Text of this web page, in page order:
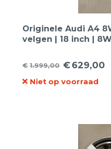
Originele Audi A4
velgen | 18 inch |
€1.999,00
Oorspronkelijke
prijs
€629,00
Huidige
prijs
Niet op voorraad